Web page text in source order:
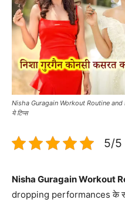
Nisha Guragain Workout Routine and
ये टिप्स
5/5
Nisha Guragain Workout
dropping performances के